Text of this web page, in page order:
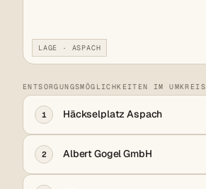
LAGE · ASPACH
ENTSORGUNGSMÖGLICHKEITEN IM UMKREIS
1 Häckselplatz Aspach
2 Albert Gogel GmbH